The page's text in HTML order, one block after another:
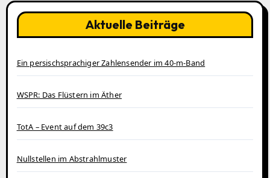
Aktuelle Beiträge
Ein persischsprachiger Zahlensender im 40‑m‑Band
WSPR: Das Flüstern im Äther
TotA – Event auf dem 39c3
Nullstellen im Abstrahlmuster